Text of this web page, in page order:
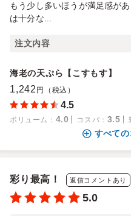
もう少し多いほうが満足感が
は十分な...
注文内容
海老の天ぷら【こすもす】
1,242 円（税込）
4.5
ボリューム ： 4.0 コスパ ： 3.5
すべての
彩り最高！ 返信コメントあり
5.0